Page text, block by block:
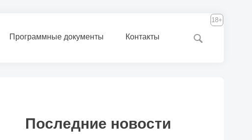
Программные документы Контакты
18+
Последние новости